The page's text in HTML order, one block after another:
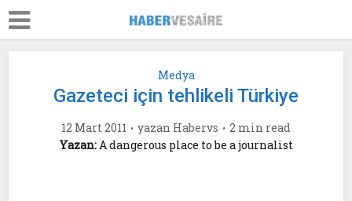
Medya
Gazeteci için tehlikeli Türkiye
12 Mart 2011 yazan Habervs
2 min read
Yazan:A dangerous place to be a journalist